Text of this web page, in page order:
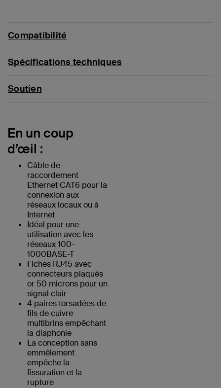
Compatibilité
Spécifications techniques
Soutien
En un coup
d’œil :
Câble de
raccordement
Ethernet CAT6 pour la
connexion aux
réseaux locaux ou à
Internet
Idéal pour une
utilisation avec les
réseaux 100-
1000BASE-T
Fiches RJ45 avec
connecteurs plaqués
or 50 microns pour un
signal clair
4 paires torsadées de
fils de cuivre
multibrins empêchant
la diaphonie
La conception sans
emmêlement
empêche la
fissuration et la
rupture